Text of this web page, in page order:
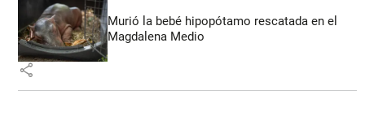
Murió la bebé hipopótamo rescatada en el
Magdalena Medio
share